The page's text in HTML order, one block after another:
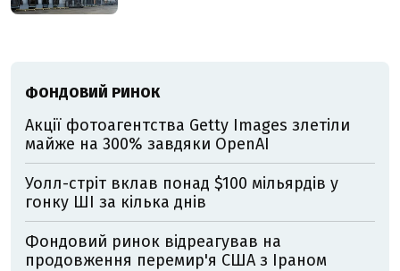
ФОНДОВИЙ РИНОК
Акції фотоагентства Getty Images злетіли
майже на 300% завдяки OpenAI
Уолл-стріт вклав понад $100 мільярдів у
гонку ШІ за кілька днів
Фондовий ринок відреагував на
продовження перемир'я США з Іраном